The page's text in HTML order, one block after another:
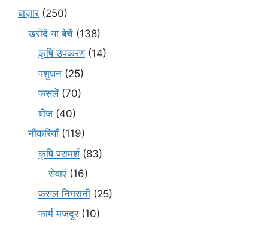
बाज़ार(250)
खरीदें या बेचें (138)
कृषि उपकरण(14)
पशुधन (25)
फसलें(70)
बीज (40)
नौकरियाँ(119)
कृषि परामर्श(83)
सेवाएं(16)
फसल निगरानी (25)
फार्म मजदूर(10)